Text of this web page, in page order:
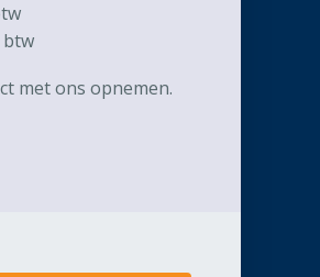
btw
met ons opnemen.